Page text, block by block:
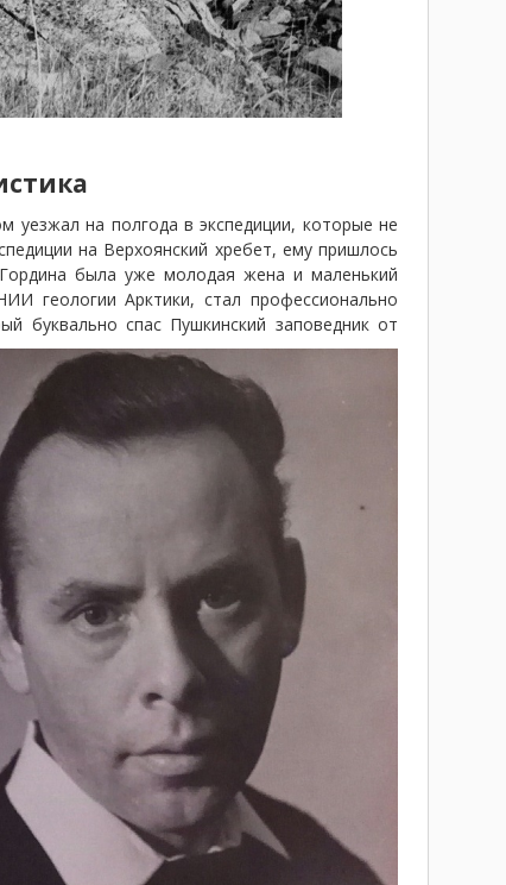
уезжал на полгода в экспедиции, которые не
на Верхоянский хребет, ему пришлось
была уже молодая жена и маленький
геологии Арктики, стал профессионально
буквально спас Пушкинский заповедник от